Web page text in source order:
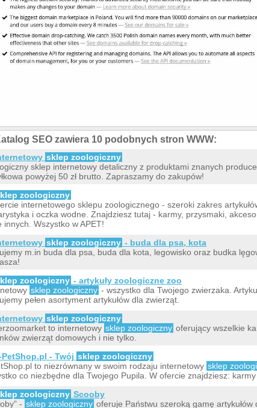
SEO zawiera 10 podobnych stron WWW:
sklep zoologiczny
sklep internetowy detaliczny z produktami znanych
powyżej 50 zł brutto. Zapraszamy do zakupów!
zoologiczny
internetowego sklepu zoologicznego - szeroki zakres
i oczka wodne. Znajdziesz tutaj - karmy, przysmaki,
innych. Wszystko w APET!
sklep zoologiczny - buda dla psa, kota
m.in buda dla psa, buda dla kota, legowisko oraz budka
zoologiczny - artykuły zoologiczne zoo
sklep zoologiczny - wszystko dla Twojego zwierzaka.
pełen asortyment artykułów dla zwierząt.
sklep zoologiczny
to internetowy sklep zoologiczny oferujący wszelkie
zwierząt domowych i nie tylko.
PetShop.pl - Twój sklep zoologiczny
to niezrównany w swoim rodzaju internetowy sklep
co niezbędne dla Twojego Pupila. W ofercie znajdziesz:
zoologiczny Scooby
- sklep zoologiczny oferuje Państwu szeroką gamę artykułów